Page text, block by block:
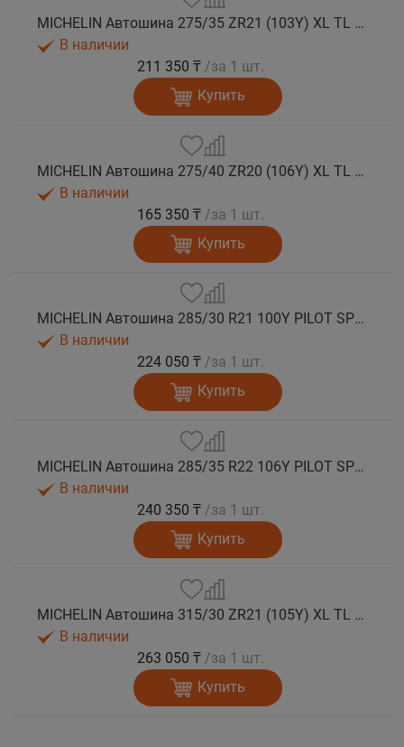
MICHELIN Автошина 275/35 ZR21 (103Y) XL TL PILOT SPORT 4S AML лето
В наличии
211 350 ₸ /за 1 шт.
Купить
MICHELIN Автошина 275/40 ZR20 (106Y) XL TL PILOT SPORT 4S лето
В наличии
165 350 ₸ /за 1 шт.
Купить
MICHELIN Автошина 285/30 R21 100Y PILOT SPORT 4S лето
В наличии
224 050 ₸ /за 1 шт.
Купить
MICHELIN Автошина 285/35 R22 106Y PILOT SPORT 4S лето
В наличии
240 350 ₸ /за 1 шт.
Купить
MICHELIN Автошина 315/30 ZR21 (105Y) XL TL PILOT SPORT 4S AML лето
В наличии
263 050 ₸ /за 1 шт.
Купить